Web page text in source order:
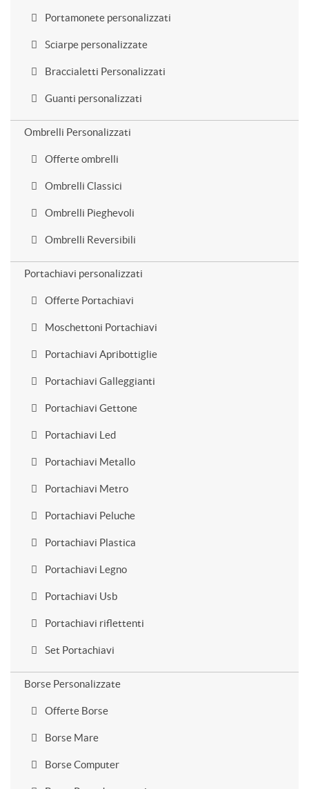
Portamonete personalizzati
Sciarpe personalizzate
Braccialetti Personalizzati
Guanti personalizzati
Ombrelli Personalizzati
Offerte ombrelli
Ombrelli Classici
Ombrelli Pieghevoli
Ombrelli Reversibili
Portachiavi personalizzati
Offerte Portachiavi
Moschettoni Portachiavi
Portachiavi Apribottiglie
Portachiavi Galleggianti
Portachiavi Gettone
Portachiavi Led
Portachiavi Metallo
Portachiavi Metro
Portachiavi Peluche
Portachiavi Plastica
Portachiavi Legno
Portachiavi Usb
Portachiavi riflettenti
Set Portachiavi
Borse Personalizzate
Offerte Borse
Borse Mare
Borse Computer